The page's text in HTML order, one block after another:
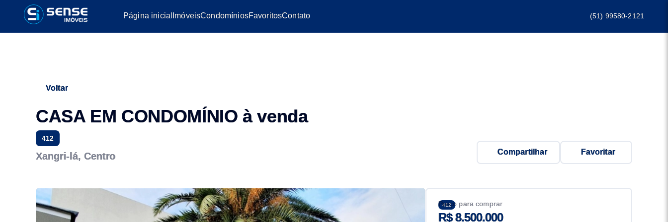
Página inicial ImóveisCondomíniosFavoritosContato (51) 99580-2121
Voltar
CASA EM CONDOMÍNIO à venda
412
Xangri-lá, Centro Compartilhar Favoritar
412
Preço para comprar
R$ 8.500.000